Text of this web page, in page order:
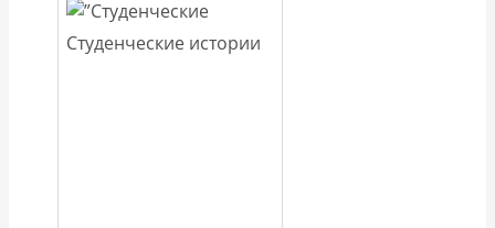
Студенческие истории